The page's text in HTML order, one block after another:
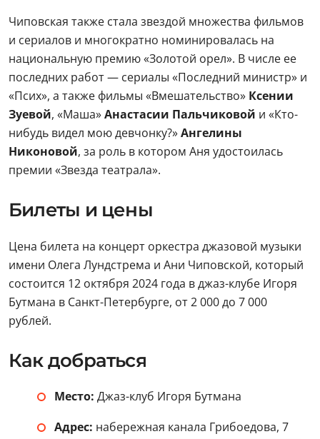
Чиповская также стала звездой множества фильмов
и сериалов и многократно номинировалась на
национальную премию «Золотой орел». В числе ее
последних работ — сериалы «Последний министр» и
«Псих», а также фильмы «Вмешательство» Ксении
Зуевой, «Маша»Анастасии Пальчиковой и «Кто-
нибудь видел мою девчонку?»Ангелины
Никоновой, за роль в котором Аня удостоилась
премии «Звезда театрала».
Билеты и цены
Цена билета на концерт оркестра джазовой музыки
имени Олега Лундстрема и Ани Чиповской, который
состоится 12 октября 2024 года в джаз-клубе Игоря
Бутмана в Санкт-Петербурге, от 2 000 до 7 000
рублей.
Как добраться
Место: Джаз-клуб Игоря Бутмана
Адрес: набережная канала Грибоедова, 7